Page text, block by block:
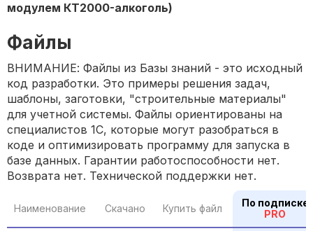
модулем КТ2000-алкоголь)
Файлы
ВНИМАНИЕ: Файлы из Базы знаний - это исходный
код разработки. Это примеры решения задач,
шаблоны, заготовки, "строительные материалы"
для учетной системы. Файлы ориентированы на
специалистов 1С, которые могут разобраться в
коде и оптимизировать программу для запуска в
базе данных. Гарантии работоспособности нет.
Возврата нет. Технической поддержки нет.
Наименование Скачано Купить файл
По подписке
PRO